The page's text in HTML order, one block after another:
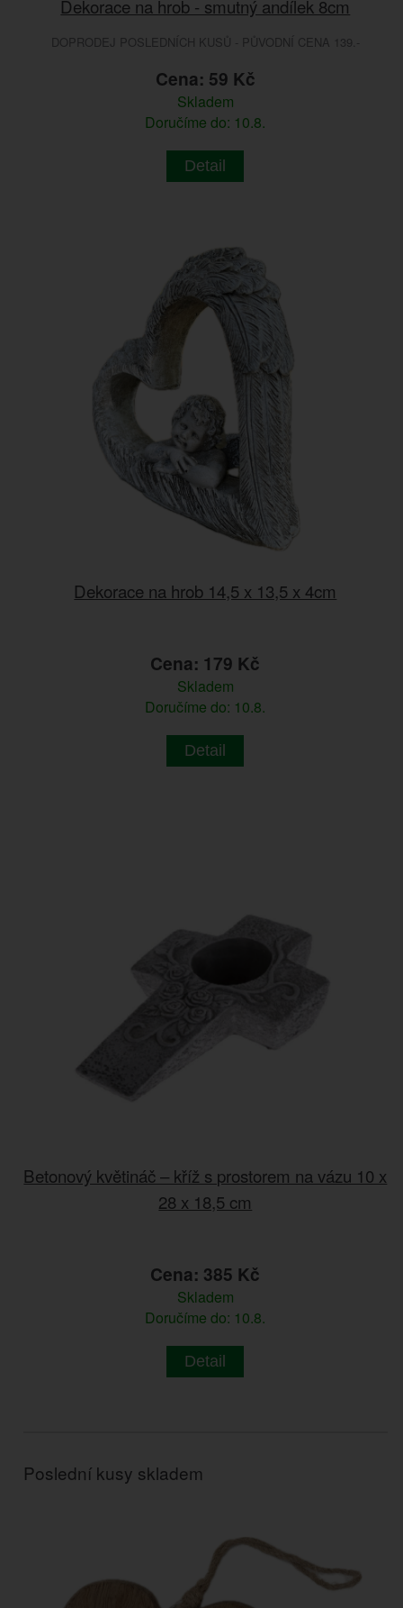
Dekorace na hrob - smutný andílek 8cm
DOPRODEJ POSLEDNÍCH KUSŮ - PŮVODNÍ CENA 139.-
Cena: 59 Kč
Skladem
Doručíme do: 10.8.
Detail
Dekorace na hrob 14,5 x 13,5 x 4cm
Cena: 179 Kč
Skladem
Doručíme do: 10.8.
Detail
Betonový květináč – kříž s prostorem na vázu 10 x
28 x 18,5 cm
Cena: 385 Kč
Skladem
Doručíme do: 10.8.
Detail
Poslední kusy skladem